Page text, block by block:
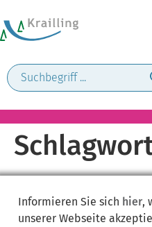
Informieren Sie sich hier,
unserer Webseite